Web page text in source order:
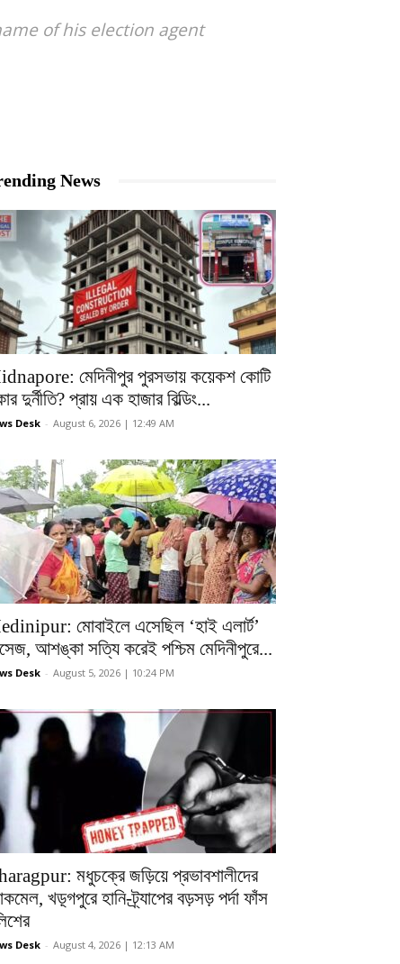
of his election agent
News
মেদিনীপুর পুরসভায় কয়েকশ কোটি
দুর্নীতি? প্রায় এক হাজার বিল্ডিং...
Desk - August 6, 2026 | 12:49 AM
মোবাইলে এসেছিল ‘হাই এলার্ট’
আশঙ্কা সত্যি করেই পশ্চিম মেদিনীপুরে...
Desk - August 5, 2026 | 10:24 PM
মধুচক্রে জড়িয়ে প্রভাবশালীদের
খড়্গপুরে হানি-ট্র্যাপের বড়সড় পর্দা ফাঁস
Desk - August 4, 2026 | 12:13 AM